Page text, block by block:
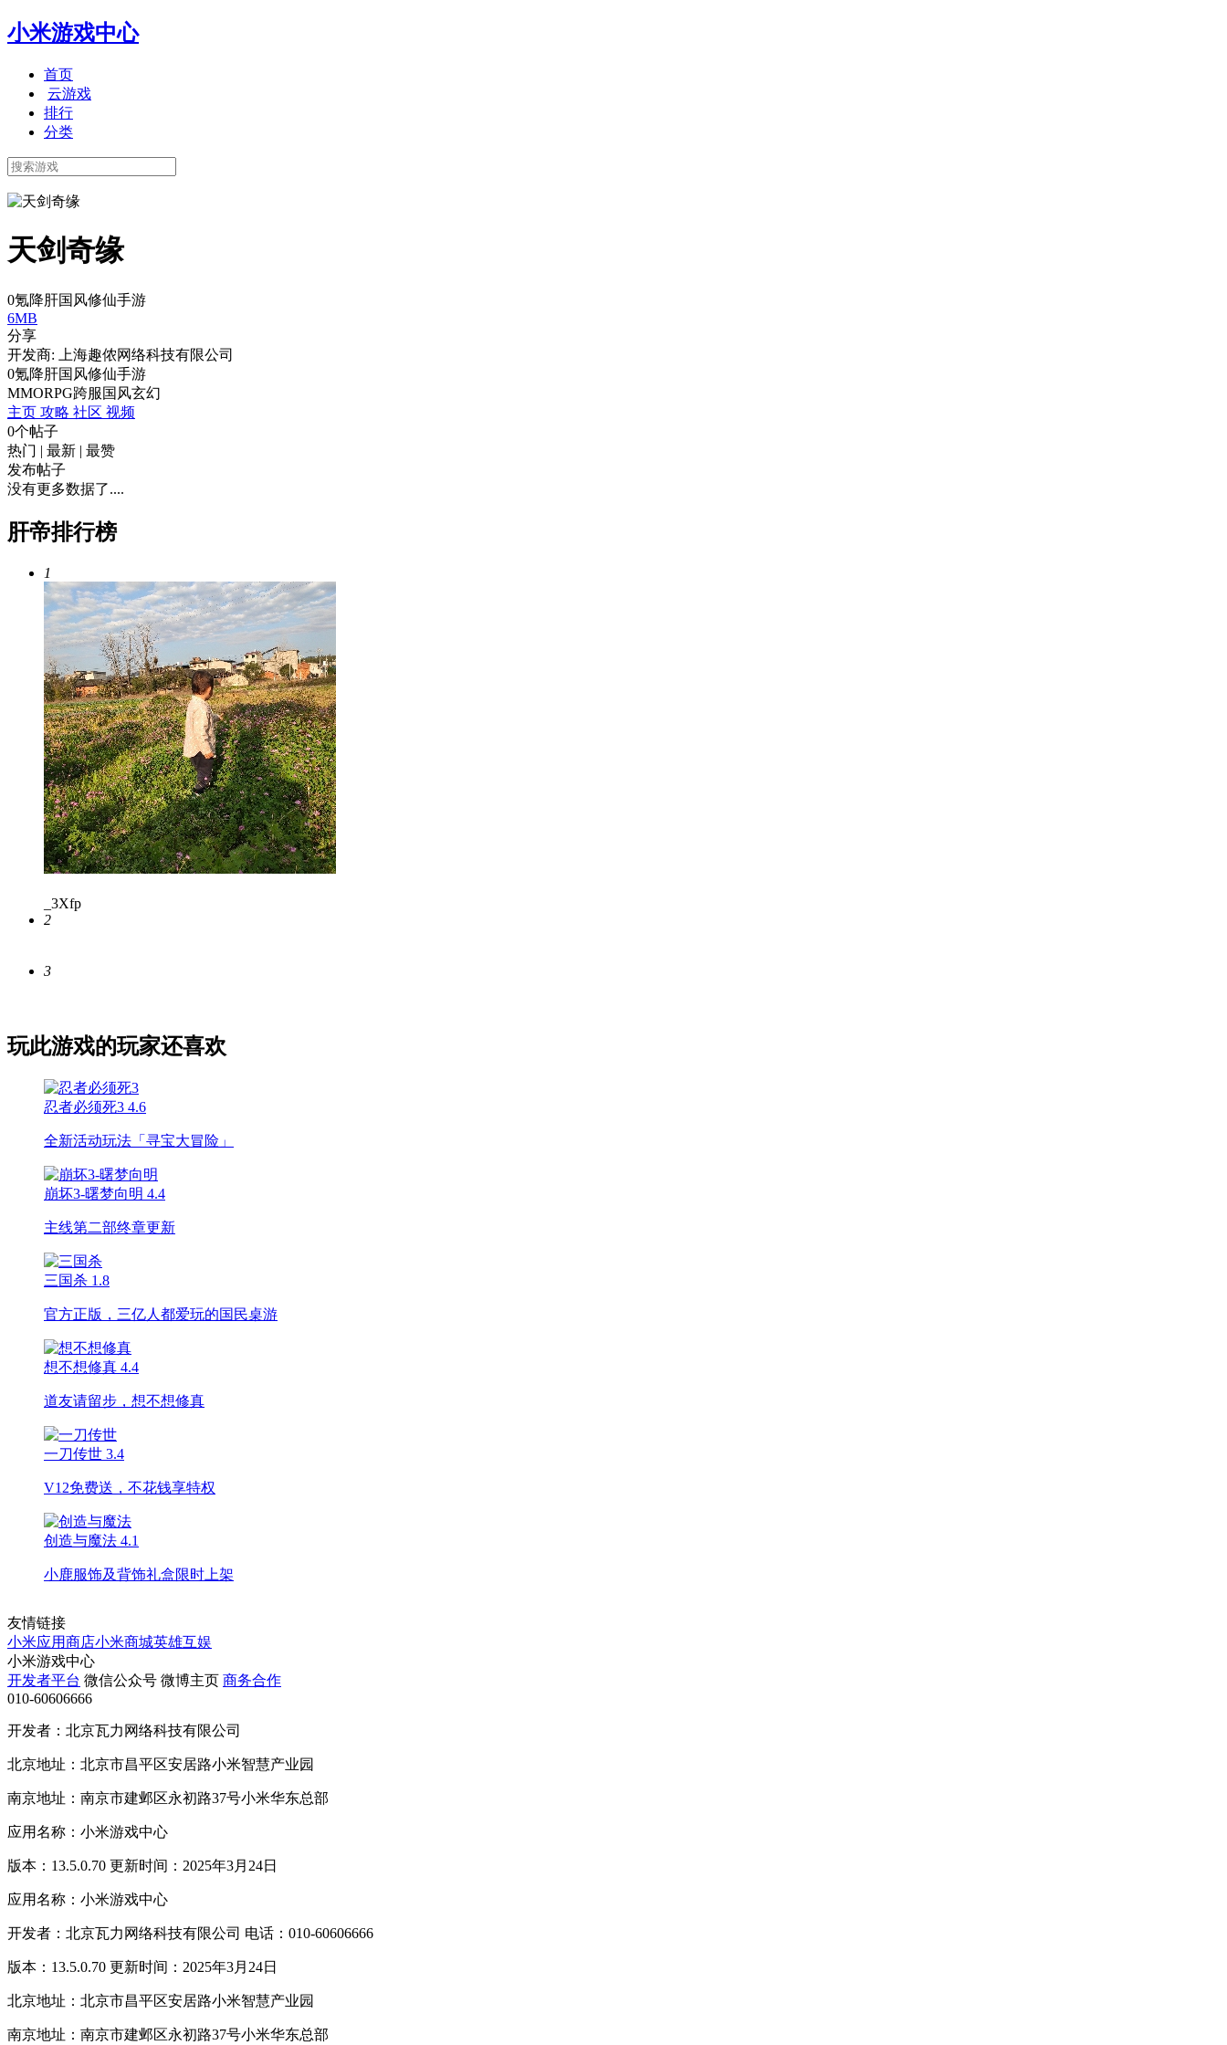
小米游戏中心
首页
云游戏
排行
分类
天剑奇缘
0氪降肝国风修仙手游
6MB
分享
开发商: 上海趣侬网络科技有限公司
0氪降肝国风修仙手游
MMORPG跨服 国风玄幻
主页 攻略 社区 视频
0个帖子
热门 | 最新 | 最赞
发布帖子
没有更多数据了....
肝帝排行榜
1
_3Xfp
2
3
玩此游戏的玩家还喜欢
忍者必须死3 4.6
全新活动玩法「寻宝大冒险」
崩坏3-曙梦向明 4.4
主线第二部终章更新
三国杀 1.8
官方正版，三亿人都爱玩的国民桌游
想不想修真 4.4
道友请留步，想不想修真
一刀传世 3.4
V12免费送，不花钱享特权
创造与魔法 4.1
小鹿服饰及背饰礼盒限时上架
友情链接
小米应用商店小米商城英雄互娱
小米游戏中心
开发者平台 微信公众号 微博主页 商务合作
010-60606666
开发者：北京瓦力网络科技有限公司
北京地址：北京市昌平区安居路小米智慧产业园
南京地址：南京市建邺区永初路37号小米华东总部
应用名称：小米游戏中心
版本：13.5.0.70 更新时间：2025年3月24日
应用名称：小米游戏中心
开发者：北京瓦力网络科技有限公司 电话：010-60606666
版本：13.5.0.70 更新时间：2025年3月24日
北京地址：北京市昌平区安居路小米智慧产业园
南京地址：南京市建邺区永初路37号小米华东总部